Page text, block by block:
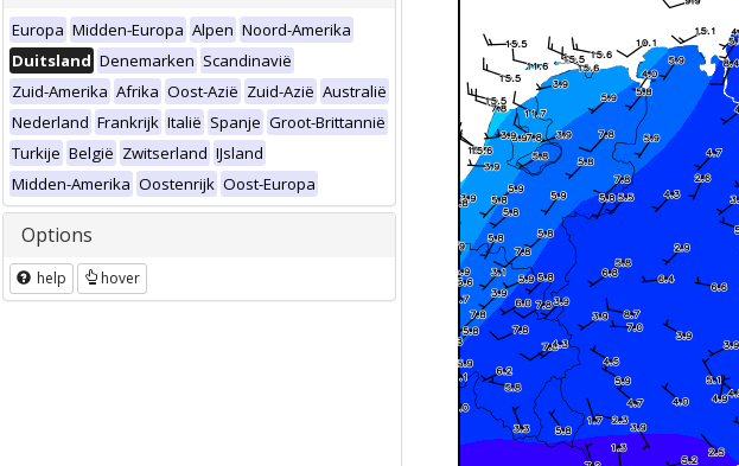
Europa Midden-Europa Alpen Noord-Amerika
Duitsland Denemarken Scandinavië
Zuid-Amerika Afrika Oost-Azië Zuid-Azië Australië
Nederland Frankrijk Italië Spanje Groot-Brittannië
Turkije België Zwitserland IJsland
Midden-Amerika Oostenrijk Oost-Europa
Options
help hover